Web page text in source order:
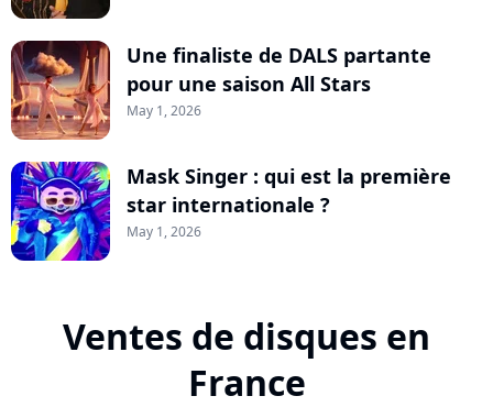
Une finaliste de DALS partante
pour une saison All Stars
May 1, 2026
Mask Singer : qui est la première
star internationale ?
May 1, 2026
Ventes de disques en
France